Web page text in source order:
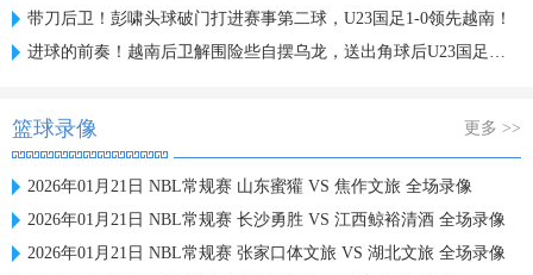
带刀后卫！彭啸头球破门打进赛事第二球，U23国足1-0领先越南！
进球的前奏！越南后卫解围险些自摆乌龙，送出角球后U23国足破门
篮球录像 更多 >>
2026年01月21日 NBL常规赛 山东蜜獾 VS 焦作文旅 全场录像
2026年01月21日 NBL常规赛 长沙勇胜 VS 江西鲸裕清酒 全场录像
2026年01月21日 NBL常规赛 张家口体文旅 VS 湖北文旅 全场录像